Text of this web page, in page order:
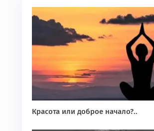
Красота или доброе начало?..